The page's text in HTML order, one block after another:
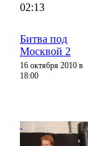
02:13
Битва под
Москвой 2
16 октября 2010 в
18:00